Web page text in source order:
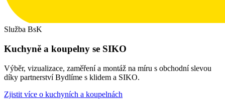
Služba BsK
Kuchyně a koupelny se SIKO
Výběr, vizualizace, zaměření a montáž na míru s obchodní slevou
díky partnerství Bydlíme s klidem a SIKO.
Zjistit více o kuchyních a koupelnách